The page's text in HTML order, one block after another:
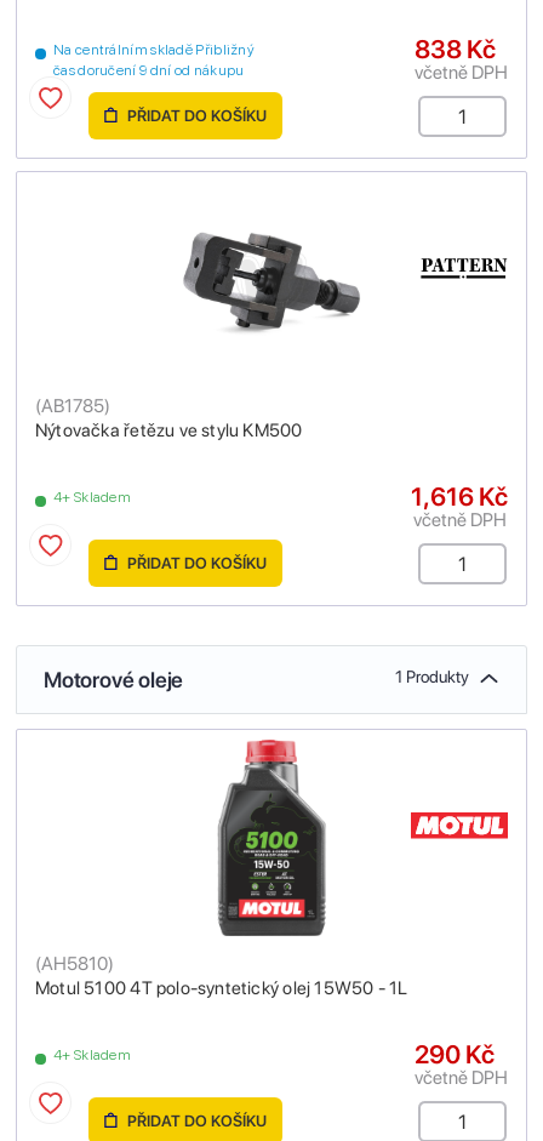
Na centrálním skladě Přibližný
čas doručení 9 dní od nákupu
838 Kč
včetně DPH
PŘIDAT DO KOŠÍKU
Nýtovačka řetězu ve stylu KM500
(AB1785)
4+ Skladem 1,616 Kč
včetně DPH
PŘIDAT DO KOŠÍKU
Motorové oleje 1 Produkty
Motul 5100 4T polo-syntetický olej 15W50 - 1L
(AH5810)
4+ Skladem 290 Kč
včetně DPH
PŘIDAT DO KOŠÍKU